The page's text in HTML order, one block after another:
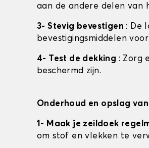
aan de andere delen van
3- Stevig bevestigen: De
bevestigingsmiddelen
4- Test de dekking : Zorg
beschermd zijn.
Onderhoud en opslag
1- Maak je zeildoek
om stof en vlekken te